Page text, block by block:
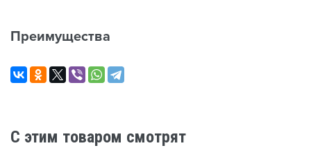
Преимущества
C этим товаром смотрят